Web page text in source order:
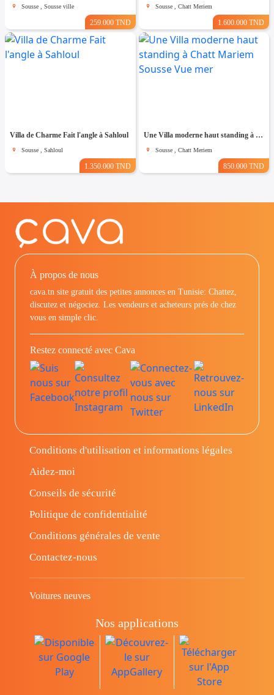
Sousse , Sousse ville
259.000 TND
Sousse , Chatt Meriem
1.600.000 TND
Villa de Charme Fait l'angle à Sahloul
Sousse , Sahloul
1.350.000 TND
Une Villa moderne haut standing à Chatt Mariem Sousse Vue mer
Sousse , Chatt Meriem
850.000 TND
À propos de nous
cava.tn site gratuit des petites annonces en Tunisie: Chattez,
discutez et négociez. Les vendeurs et acheteurs prés de chez
vous en simple clic.
Restez connecté avec Cava
Conditions d'utilisation et informations légales
Aidez-moi
Conseils de sécurité
Politique de confidentialité
Conditions générales de vente
Contactez-nous
Voitures neuves
Nos applications